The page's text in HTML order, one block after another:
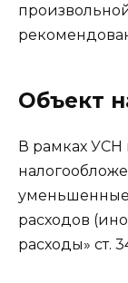
Объект
В рамках УСН
расходов
расходы» ст.